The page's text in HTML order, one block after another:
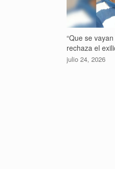
“Que se
rechaza el
julio 24, 2026